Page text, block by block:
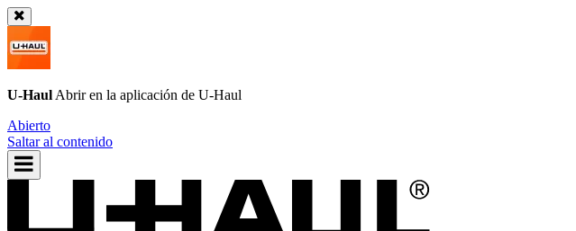
U-Haul Abrir en la aplicación de U-Haul
Abierto
Saltar al contenido